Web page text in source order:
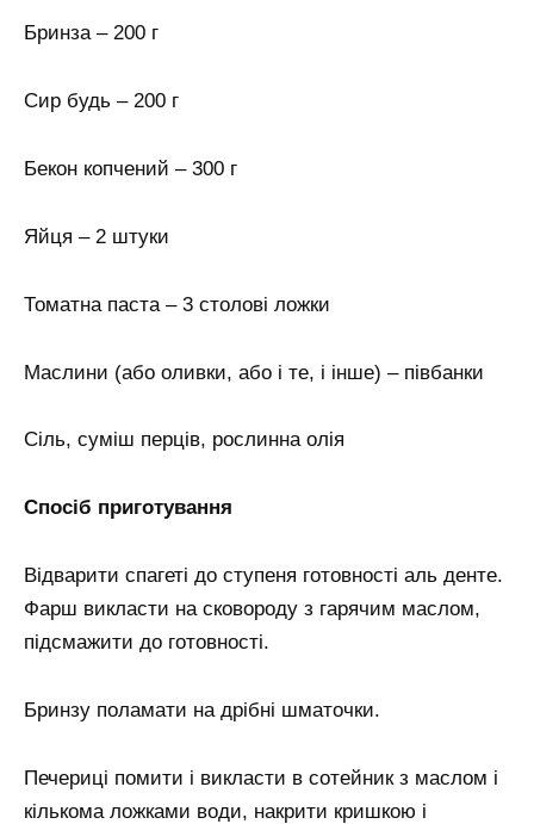
Бринза – 200 г
Сир будь – 200 г
Бекон копчений – 300 г
Яйця – 2 штуки
Томатна паста – 3 столові ложки
Маслини (або оливки, або і те, і інше) – півбанки
Сіль, суміш перців, рослинна олія
Спосіб приготування
Відварити спагеті до ступеня готовності аль денте.
Фарш викласти на сковороду з гарячим маслом,
підсмажити до готовності.
Бринзу поламати на дрібні шматочки.
Печериці помити і викласти в сотейник з маслом і
кількома ложками води, накрити кришкою і